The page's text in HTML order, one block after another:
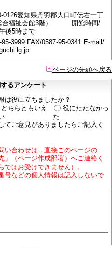
0126愛知県丹羽郡大口町伝右一丁
合福祉会館3階） 開館時間/
後5時まで
3999 FAX/0587-95-0341 E-mail/
ページの先頭へ戻る
るアンケート
は役に立ちましたか？
どちらともいえ
役にたたなかっ
た
てご意見がありましたらご記入く
い合わせは，直接このページの
」（ページ作成部署）へご連絡く
ではお受けできません）。
号などの個人情報は記入しないで